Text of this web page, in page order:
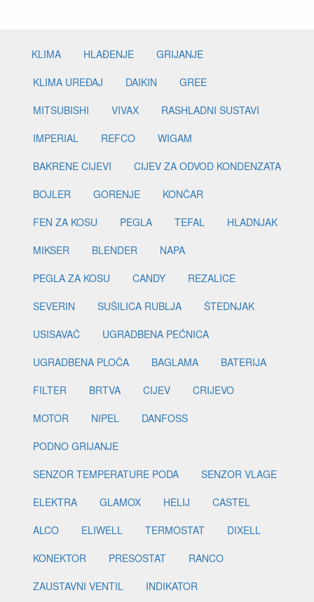
KLIMA HLAĐENJE
GRIJANJE
KLIMA UREĐAJ
DAIKIN
GREE
MITSUBISHI
VIVAX
RASHLADNI SUSTAVI
IMPERIAL
REFCO
WIGAM
BAKRENE CIJEVI
CIJEV ZA ODVOD KONDENZATA
BOJLER
GORENJE
KONČAR
FEN ZA KOSU
PEGLA TEFAL
HLADNJAK
MIKSER
BLENDER
NAPA
PEGLA ZA KOSU
CANDY
REZALICE
SEVERIN
SUŠILICA RUBLJA
ŠTEDNJAK
USISAVAČ
UGRADBENA PEĆNICA
UGRADBENA PLOČA
BAGLAMA
BATERIJA
FILTER
BRTVA CIJEV
CRIJEVO
MOTOR
NIPEL
DANFOSS
PODNO GRIJANJE
SENZOR TEMPERATURE PODA
SENZOR VLAGE
ELEKTRA
GLAMOX HELIJ
CASTEL
ALCO
ELIWELL TERMOSTAT
DIXELL
KONEKTOR
PRESOSTAT
RANCO
ZAUSTAVNI VENTIL
INDIKATOR